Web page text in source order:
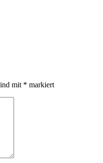
mit * markiert